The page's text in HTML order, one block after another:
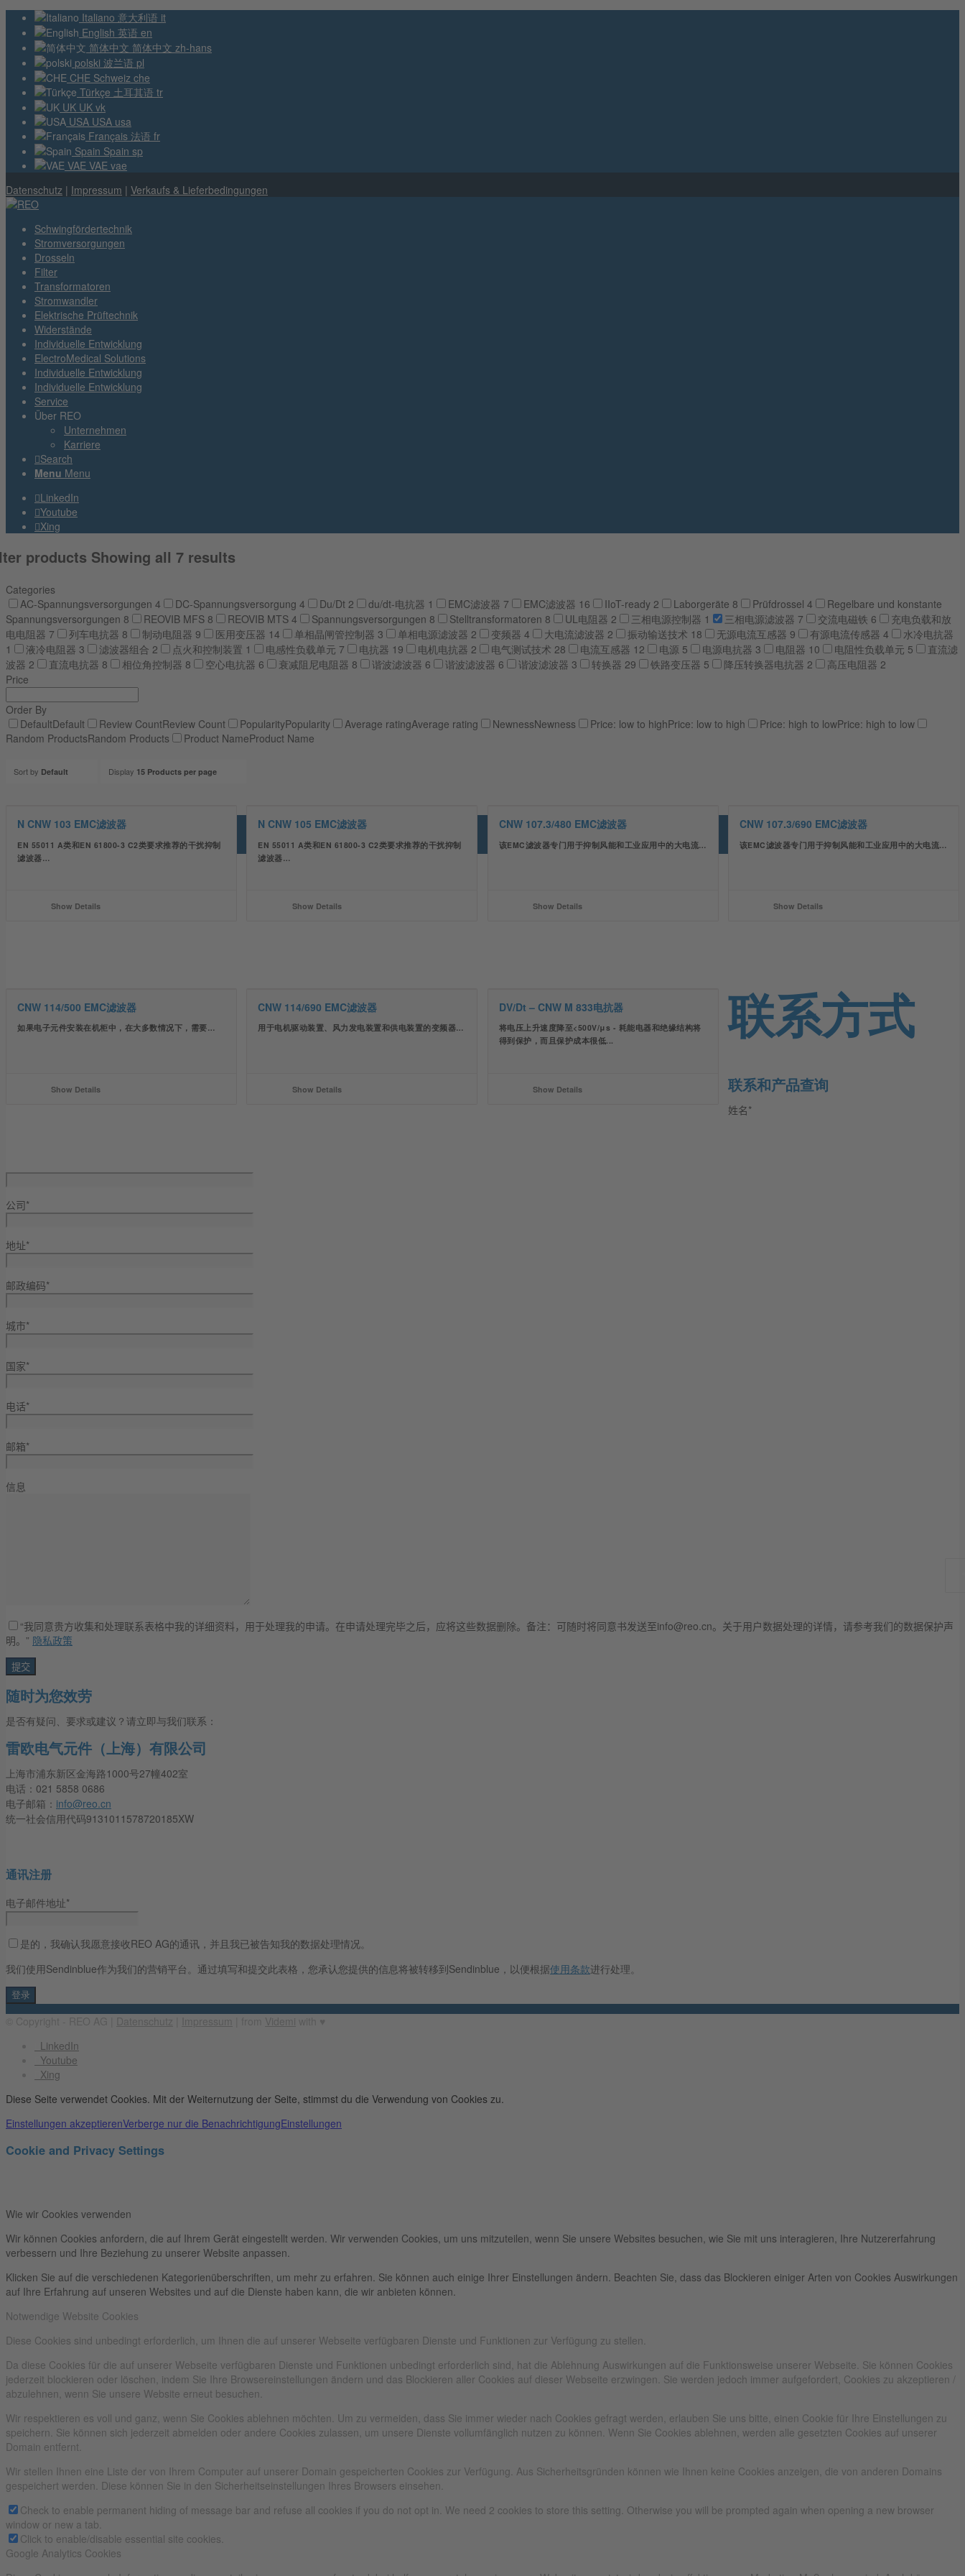
Italiano 意大利语 it
English 英语 en
简体中文 简体中文 zh-hans
polski 波兰语 pl
CHE Schweiz che
Türkçe 土耳其语 tr
UK UK vk
USA USA usa
Français 法语 fr
Spain Spain sp
VAE VAE vae
Datenschutz | Impressum | Verkaufs & Lieferbedingungen
Schwingfördertechnik
Stromversorgungen
Drosseln
Filter
Transformatoren
Stromwandler
Elektrische Prüftechnik
Widerstände
Individuelle Entwicklung
ElectroMedical Solutions
Individuelle Entwicklung
Individuelle Entwicklung
Service
Über REO
Unternehmen
Karriere
Search
Menu Menu
LinkedIn
Youtube
Xing
products Showing all 7 results
Categories
AC-Spannungsversorgungen 4 DC-Spannungsversorgung 4 Du/Dt 2 du/dt-电抗器 1 EMC滤波器 7 EMC滤波器 16 IIoT-ready 2 Laborgeräte 8 Prüfdrossel 4
Regelbare und konstante
Spannungsversorgungen 8 REOVIB MFS 8 REOVIB MTS 4 Spannungsversorgungen 8 Stelltransformatoren 8 UL电阻器 2 三相电源控制器 1 三相电源滤波器 7 交流电磁铁 6
充电负载和放
电电阻器 7 列车电抗器 8 制动电阻器 9 医用变压器 14 单相晶闸管控制器 3 单相电源滤波器 2 变频器 4 大电流滤波器 2 振动输送技术 18 无源电流互感器 9 有源电流传感器 4
水冷电抗器
1
液冷电阻器 3 滤波器组合 2 点火和控制装置 1 电感性负载单元 7 电抗器 19 电机电抗器 2 电气测试技术 28 电流互感器 12 电源 5 电源电抗器 3 电阻器 10 电阻性负载单元 5
直流滤
波器 2 直流电抗器 8 相位角控制器 8 空心电抗器 6 衰减阻尼电阻器 8 谐波滤波器 6 谐波滤波器 6 谐波滤波器 3 转换器 29 铁路变压器 5 降压转换器电抗器 2 高压电阻器 2
Price
Order By
DefaultDefault Review CountReview Count PopularityPopularity Average ratingAverage rating NewnessNewness Price: low to highPrice: low to high Price: high to lowPrice: high to low
Random ProductsRandom Products Product NameProduct Name
Sort by Default Display 15 Products per page
N CNW 103 EMC滤波器
EN 55011 A类和EN 61800-3 C2类要求推荐的干扰抑制
滤波器…
Show Details
N CNW 105 EMC滤波器
EN 55011 A类和EN 61800-3 C2类要求推荐的干扰抑制
滤波器…
Show Details
CNW 107.3/480 EMC滤波器
该EMC滤波器专门用于抑制风能和工业应用中的大电流…
Show Details
CNW 107.3/690 EMC滤波器
该EMC滤波器专门用于抑制风能和工业应用中的大电流…
Show Details
CNW 114/500 EMC滤波器
如果电子元件安装在机柜中，在大多数情况下，需要…
Show Details
CNW 114/690 EMC滤波器
用于电机驱动装置、风力发电装置和供电装置的变频器…
Show Details
DV/Dt – CNW M 833电抗器
将电压上升速度降至<500V/μs - 耗能电器和绝缘结构将
得到保护，而且保护成本很低...
Show Details
联系方式
联系和产品查询
姓名*
公司*
地址*
邮政编码*
城市*
国家*
电话*
邮箱*
信息
“我同意贵方收集和处理联系表格中我的详细资料，用于处理我的申请。在申请处理完毕之后，应将这些数据删除。备注：可随时将同意书发送至info@reo.cn。关于用户数据处理的详情，请参考我们的数据保护声
明。” 隐私政策
随时为您效劳
是否有疑问、要求或建议？请立即与我们联系：
雷欧电气元件（上海）有限公司
上海市浦东新区金海路1000号27幢402室
电话：021 5858 0686
电子邮箱： info@reo.cn
统一社会信用代码9131011578720185XW
通讯注册
电子邮件地址*
是的，我确认我愿意接收REO AG的通讯，并且我已被告知我的数据处理情况。
我们使用Sendinblue作为我们的营销平台。通过填写和提交此表格，您承认您提供的信息将被转移到Sendinblue，以便根据使用条款进行处理。
Datenschutz Impressum Videmi
LinkedIn
Youtube
Xing
Diese Seite verwendet Cookies. Mit der Weiternutzung der Seite, stimmst du die Verwendung von Cookies zu.
Einstellungen akzeptierenVerberge nur die BenachrichtigungEinstellungen
Cookie and Privacy Settings
Wie wir Cookies verwenden
Wir können Cookies anfordern, die auf Ihrem Gerät eingestellt werden. Wir verwenden Cookies, um uns mitzuteilen, wenn Sie unsere Websites besuchen, wie Sie mit uns interagieren, Ihre Nutzererfahrung
verbessern und Ihre Beziehung zu unserer Website anpassen.
Klicken Sie auf die verschiedenen Kategorienüberschriften, um mehr zu erfahren. Sie können auch einige Ihrer Einstellungen ändern. Beachten Sie, dass das Blockieren einiger Arten von Cookies Auswirkungen
auf Ihre Erfahrung auf unseren Websites und auf die Dienste haben kann, die wir anbieten können.
Notwendige Website Cookies
Diese Cookies sind unbedingt erforderlich, um Ihnen die auf unserer Webseite verfügbaren Dienste und Funktionen zur Verfügung zu stellen.
Da diese Cookies für die auf unserer Webseite verfügbaren Dienste und Funktionen unbedingt erforderlich sind, hat die Ablehnung Auswirkungen auf die Funktionsweise unserer Webseite. Sie können Cookies
jederzeit blockieren oder löschen, indem Sie Ihre Browsereinstellungen ändern und das Blockieren aller Cookies auf dieser Webseite erzwingen. Sie werden jedoch immer aufgefordert, Cookies zu akzeptieren /
abzulehnen, wenn Sie unsere Website erneut besuchen.
Wir respektieren es voll und ganz, wenn Sie Cookies ablehnen möchten. Um zu vermeiden, dass Sie immer wieder nach Cookies gefragt werden, erlauben Sie uns bitte, einen Cookie für Ihre Einstellungen zu
speichern. Sie können sich jederzeit abmelden oder andere Cookies zulassen, um unsere Dienste vollumfänglich nutzen zu können. Wenn Sie Cookies ablehnen, werden alle gesetzten Cookies auf unserer
Domain entfernt.
Wir stellen Ihnen eine Liste der von Ihrem Computer auf unserer Domain gespeicherten Cookies zur Verfügung. Aus Sicherheitsgründen können wie Ihnen keine Cookies anzeigen, die von anderen Domains
gespeichert werden. Diese können Sie in den Sicherheitseinstellungen Ihres Browsers einsehen.
Check to enable permanent hiding of message bar and refuse all cookies if you do not opt in. We need 2 cookies to store this setting. Otherwise you will be prompted again when opening a new browser
window or new a tab.
Click to enable/disable essential site cookies.
Google Analytics Cookies